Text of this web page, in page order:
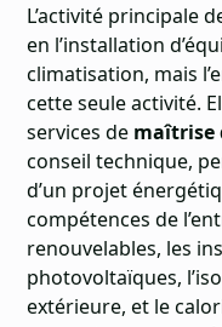
L’activité principale
en l’installation
climatisation, mais
cette seule activité.
services de maîtrise
conseil technique,
d’un projet
compétences de
renouvelables, les
photovoltaïques,
extérieure, et le